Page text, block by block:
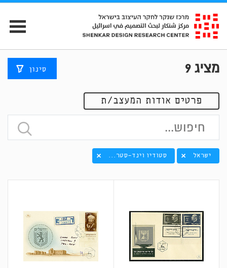
מציג9 סינון
פרטים אודות המעצב/ת
ישראל סטודיו וינד-סטר...